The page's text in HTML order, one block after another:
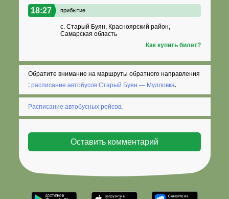
18:27 прибытие
с. Старый Буян, Красноярский район,
Самарская область
Как купить билет?
Обратите внимание на маршруты обратного направления
:расписание автобусов Старый Буян — Мулловка.
Расписание автобусных рейсов